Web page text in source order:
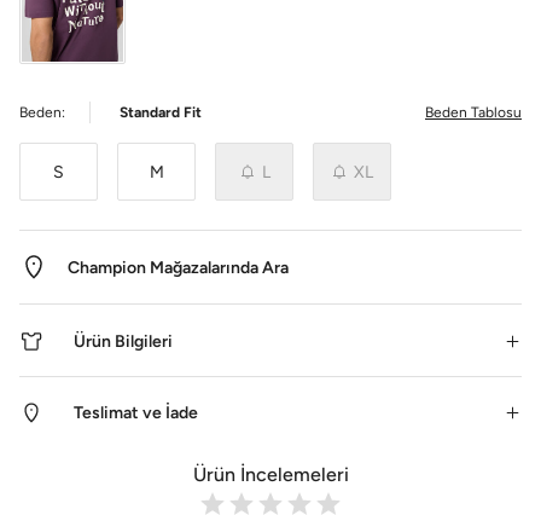
Beden: Standard Fit Beden Tablosu
S M L XL
Champion Mağazalarında Ara
Ürün Bilgileri
Teslimat ve İade
Ürün İncelemeleri